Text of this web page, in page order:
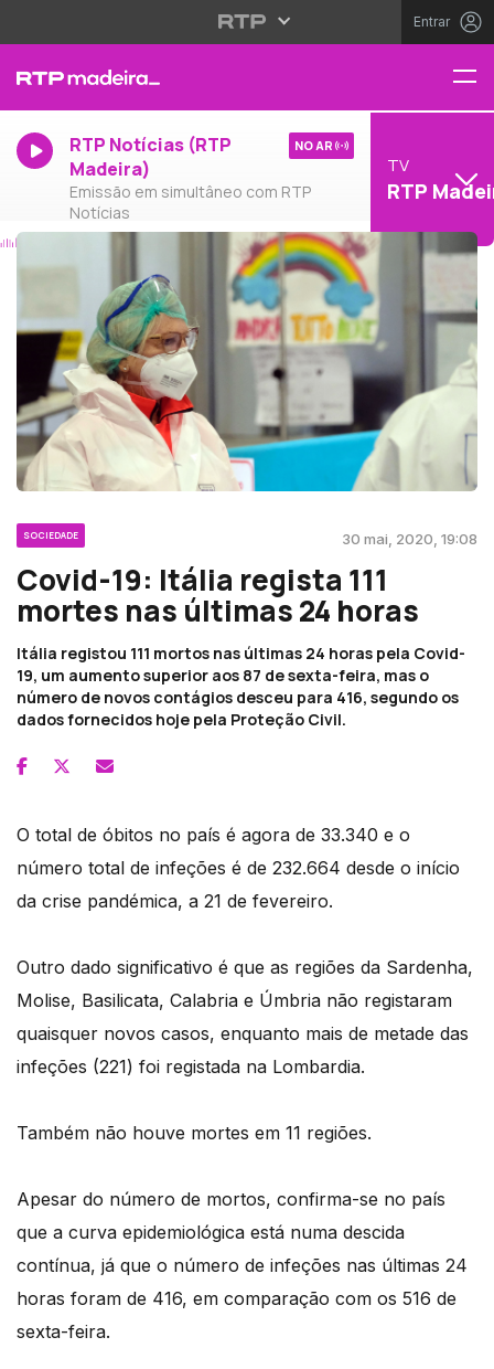
Entrar
RTP Notícias (RTP
Madeira)
Emissão em simultâneo com RTP
Notícias
NO AR
TV
RTP
SOCIEDADE 30 mai, 2020, 19:08
Covid-19: Itália regista 111
mortes nas últimas 24 horas
Itália registou 111 mortos nas últimas 24 horas pela Covid-
19, um aumento superior aos 87 de sexta-feira, mas o
número de novos contágios desceu para 416, segundo os
dados fornecidos hoje pela Proteção Civil.
O total de óbitos no país é agora de 33.340 e o
número total de infeções é de 232.664 desde o início
da crise pandémica, a 21 de fevereiro.
Outro dado significativo é que as regiões da Sardenha,
Molise, Basilicata, Calabria e Úmbria não registaram
quaisquer novos casos, enquanto mais de metade das
infeções (221) foi registada na Lombardia.
Também não houve mortes em 11 regiões.
Apesar do número de mortos, confirma-se no país
que a curva epidemiológica está numa descida
contínua, já que o número de infeções nas últimas 24
horas foram de 416, em comparação com os 516 de
sexta-feira.